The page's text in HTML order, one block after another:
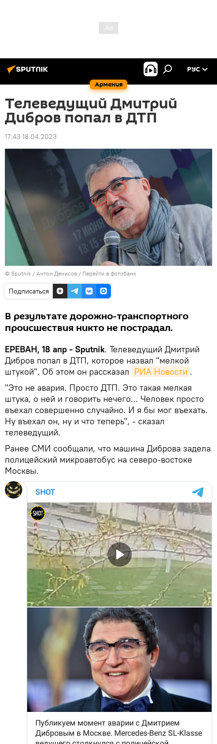
Армения
РУС
Телеведущий Дмитрий
Дибров попал в ДТП
17:43 18.04.2023
© Sputnik / Антон Денисов / Перейти в фотобанк
Подписаться
В результате дорожно-транспортного
происшествия никто не пострадал.
ЕРЕВАН, 18 апр - Sputnik. Телеведущий Дмитрий
Дибров попал в ДТП, которое назвал "мелкой
штукой". Об этом он рассказал РИА Новости .
"Это не авария. Просто ДТП. Это такая мелкая
штука, о ней и говорить нечего... Человек просто
въехал совершенно случайно. И я бы мог въехать.
Ну въехал он, ну и что теперь", - сказал
телеведущий.
Ранее СМИ сообщали, что машина Диброва задела
полицейский микроавтобус на северо-востоке
Москвы.